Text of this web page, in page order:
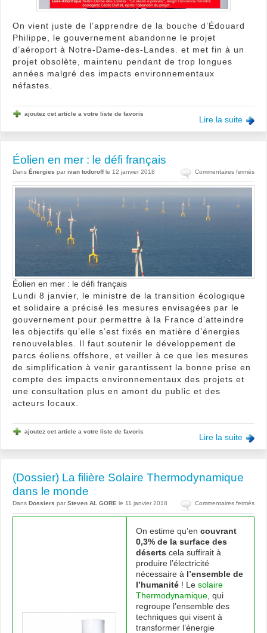
On vient juste de l’apprendre de la bouche d’Édouard
Philippe, le gouvernement abandonne le projet
d’aéroport à Notre-Dame-des-Landes. et met fin à un
projet obsolète, maintenu pendant de trop longues
années malgré des impacts environnementaux
néfastes.
Lire la suite
ajoutez cet article a votre liste de favoris
Éolien en mer : le défi français
Dans Énergies par ivan todoroffle 12 janvier 2018 Commentaires ferméssur
Éolien en mer : le défi français
Lundi 8 janvier, le ministre de la transition écologique
et solidaire a précisé les mesures envisagées par le
gouvernement pour permettre à la France d’atteindre
les objectifs qu’elle s’est fixés en matière d’énergies
renouvelables. Il faut soutenir le développement de
parcs éoliens offshore, et veiller à ce que les mesures
de simplification à venir garantissent la bonne prise en
compte des impacts environnementaux des projets et
une consultation plus en amont du public et des
acteurs locaux.
Lire la suite
ajoutez cet article a votre liste de favoris
(Dossier) La filière Solaire Thermodynamique
dans le monde
Dans Dossiers par Steven AL GORE le 11 janvier 2018 Commentaires ferméssur
On estime qu’en couvrant
0,3% de la surface des
déserts cela suffirait à
produire l’électricité
nécessaire à l’ensemble de
l’humanité ! Le solaire
Thermodynamique , qui
regroupe l’ensemble des
techniques qui visent à
transformer l’énergie